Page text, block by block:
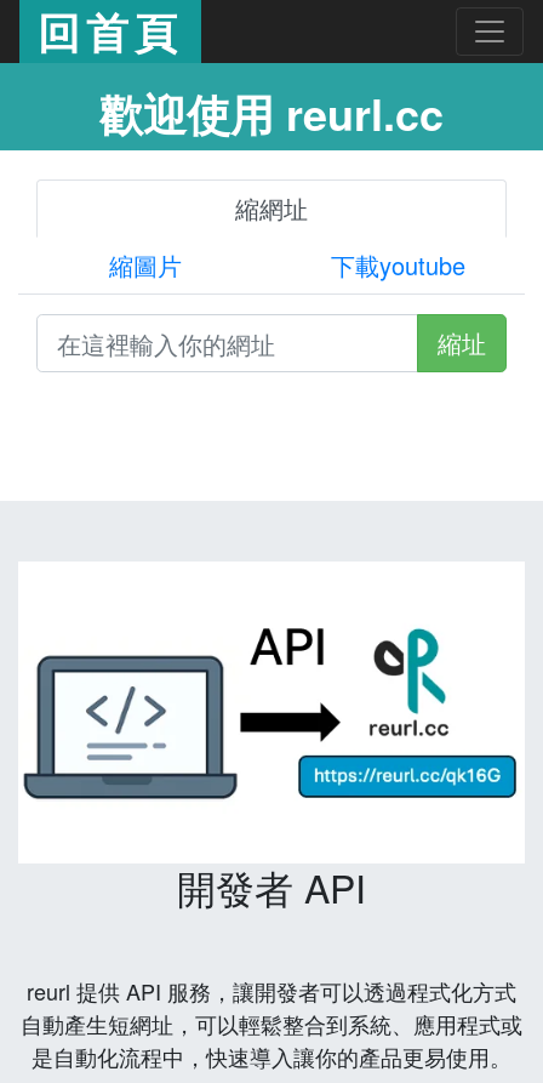
回首頁
歡迎使用 reurl.cc
縮網址
縮圖片
下載youtube
縮址
開發者 API
reurl 提供 API 服務，讓開發者可以透過程式化方式
自動產生短網址，可以輕鬆整合到系統、應用程式或
是自動化流程中，快速導入讓你的產品更易使用。